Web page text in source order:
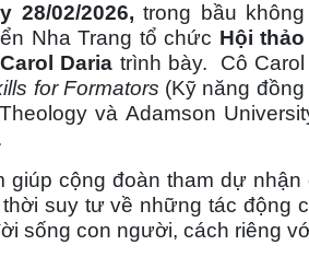
28/02/2026, trong bầu
Nha Trang tổ chức Hội
Daria trình bày. Cô
for Formators (Kỹ năng
và Adamson
giúp cộng đoàn tham dự
suy tư về những tác động
sống con người, cách riêng